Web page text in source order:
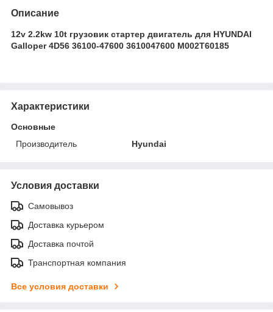
Описание
12v 2.2kw 10t грузовик стартер двигатель для HYUNDAI
Galloper 4D56 36100-47600 3610047600 M002T60185
Характеристики
Основные
Производитель
Hyundai
Условия доставки
Самовывоз
Доставка курьером
Доставка почтой
Транспортная компания
Все условия доставки